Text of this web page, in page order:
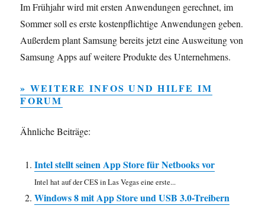
Im Frühjahr wird mit ersten Anwendungen gerechnet, im
Sommer soll es erste kostenpflichtige Anwendungen geben.
Außerdem plant Samsung bereits jetzt eine Ausweitung von
Samsung Apps auf weitere Produkte des Unternehmens.
» WEITERE INFOS UND HILFE IM
FORUM
Ähnliche Beiträge:
Intel stellt seinen App Store für Netbooks vor
Intel hat auf der CES in Las Vegas eine erste...
Windows 8 mit App Store und USB 3.0-Treibern